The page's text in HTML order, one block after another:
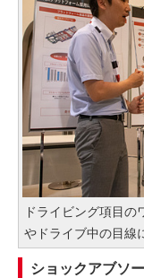
ドライビング項目
やドライブ中の目線
ショックアブソ